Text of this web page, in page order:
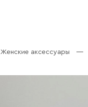
Женские аксессуары